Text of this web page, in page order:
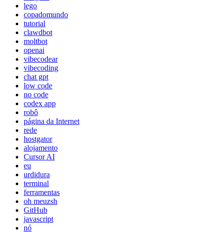
lego
copadomundo
tutorial
clawdbot
moltbot
openai
vibecodear
vibecoding
chat gpt
low code
no code
codex app
robô
página da Internet
rede
hostgator
alojamento
Cursor AI
eu
urdidura
terminal
ferramentas
oh meuzsh
GitHub
javascript
nó